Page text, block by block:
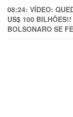
08:24: VÍDEO:
US$ 100
BOLSONARO SE